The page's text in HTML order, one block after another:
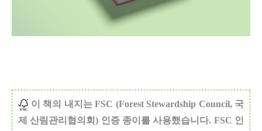
이 책의 내지는 FSC (Forest Stewardship Council, 국
제 산림관리협의회) 인증 종이를 사용했습니다. FSC 인